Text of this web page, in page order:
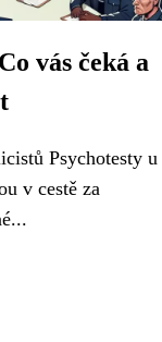
vás čeká a
Psychotesty u
v cestě za